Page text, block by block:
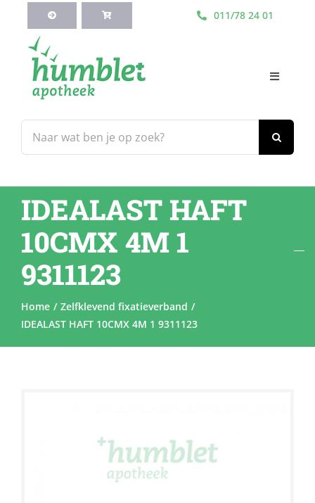
inhoud
011/78 24 01
naar:
Toggle
Webshop
Blog
Diensten
IDEALAST HAFT
10CMX 4M 1
9311123
Home
Zelfklevend fixatieverband
IDEALAST HAFT 10CMX 4M 1 9311123